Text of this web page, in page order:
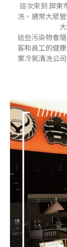
這次來到 屏東
洗，通常大眾
這些污染物會
客和員工的健
業冷氣清洗公